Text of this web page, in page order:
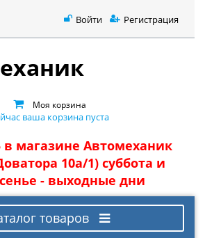
Войти Регистрация
Моя корзина
ваша корзина пуста
в магазине Автомеханик
10а/1) суббота и
- выходные дни
товаров